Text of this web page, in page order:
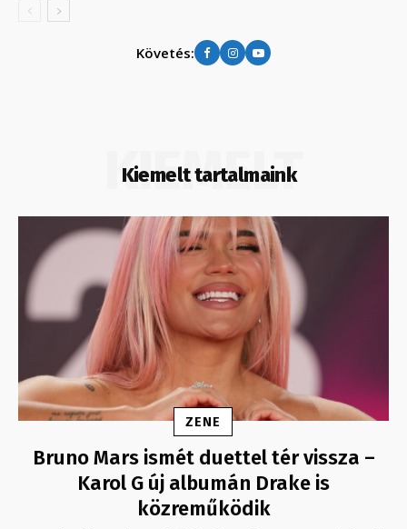
Követés:
Kiemelt tartalmaink
KIEMELT
ZENE
Bruno Mars ismét duettel tér vissza –
Karol G új albumán Drake is
közreműködik